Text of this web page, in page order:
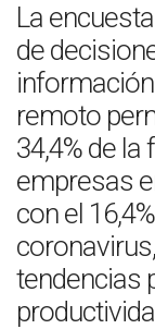
La
de
remoto
34,4% de
empresas
con el
tendencias